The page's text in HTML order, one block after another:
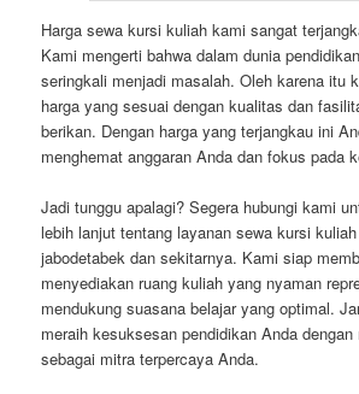
Harga sewa kursi kuliah kami sangat
Kami mengerti bahwa dalam dunia
seringkali menjadi masalah. Oleh karena itu
harga yang sesuai dengan kualitas dan
berikan. Dengan harga yang terjangkau ini
menghemat anggaran Anda dan fokus pada
Jadi tunggu apalagi? Segera hubungi kami
lebih lanjut tentang layanan sewa kursi
jabodetabek dan sekitarnya. Kami siap
menyediakan ruang kuliah yang nyaman
mendukung suasana belajar yang optimal.
meraih kesuksesan pendidikan Anda
sebagai mitra terpercaya Anda.